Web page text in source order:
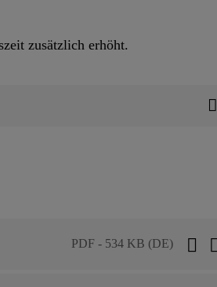
zusätzlich erhöht.
PDF - 534 KB (DE)